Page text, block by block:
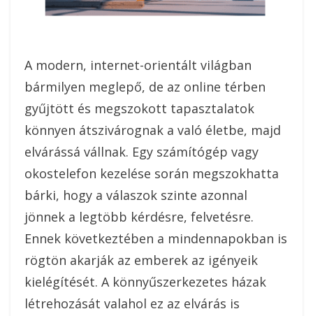
A modern, internet-orientált világban
bármilyen meglepő, de az online térben
gyűjtött és megszokott tapasztalatok
könnyen átszivárognak a való életbe, majd
elvárássá vállnak. Egy számítógép vagy
okostelefon kezelése során megszokhatta
bárki, hogy a válaszok szinte azonnal
jönnek a legtöbb kérdésre, felvetésre.
Ennek következtében a mindennapokban is
rögtön akarják az emberek az igényeik
kielégítését. A könnyűszerkezetes házak
létrehozását valahol ez az elvárás is